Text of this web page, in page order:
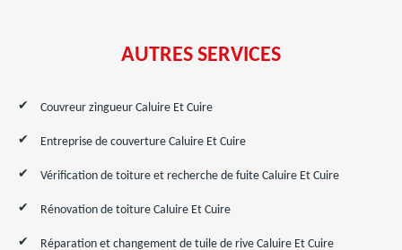
AUTRES SERVICES
Couvreur zingueur Caluire Et Cuire
Entreprise de couverture Caluire Et Cuire
Vérification de toiture et recherche de fuite Caluire Et Cuire
Rénovation de toiture Caluire Et Cuire
Réparation et changement de tuile de rive Caluire Et Cuire